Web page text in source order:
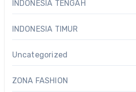
INDONESIA TENGAH
INDONESIA TIMUR
Uncategorized
ZONA FASHION